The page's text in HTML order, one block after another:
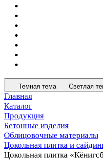
Темная тема Светлая
Главная
Каталог
Продукция
Бетонные изделия
Облицовочные материалы
Цокольная плитка и
Цокольная плитка